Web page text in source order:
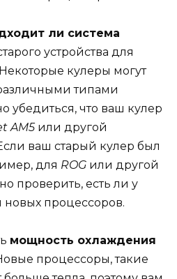
ли система
устройства для
кулеры могут
типами
убедиться, что ваш кулер
AM5или другой
ваш старый кулер был
для ROG или другой
проверить, есть ли у
процессоров.
мощность охлаждения
процессоры, такие